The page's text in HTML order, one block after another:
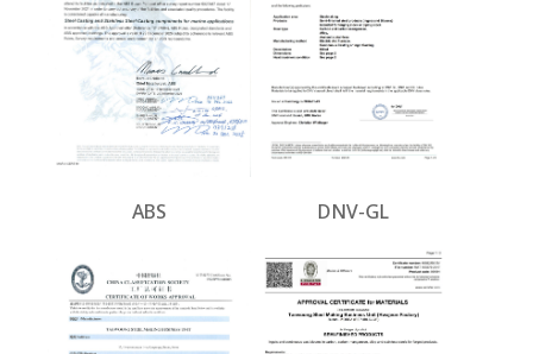
ABS DNV-GL